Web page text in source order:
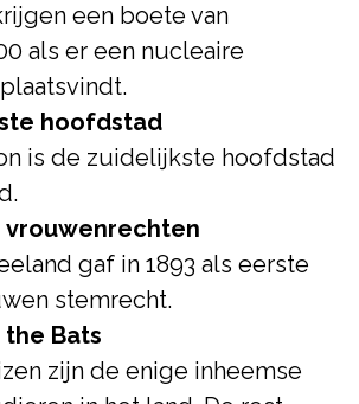
een boete van
als er een nucleaire
hoofdstad
is de zuidelijkste hoofdstad
vrouwenrechten
gaf in 1893 als eerste
stemrecht.
Bats
zijn de enige inheemse